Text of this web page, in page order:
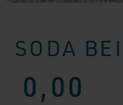
SODA
0,00